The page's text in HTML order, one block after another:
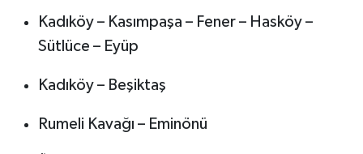
Kadıköy – Kasımpaşa – Fener – Hasköy –
Sütlüce – Eyüp
Kadıköy – Beşiktaş
Rumeli Kavağı – Eminönü